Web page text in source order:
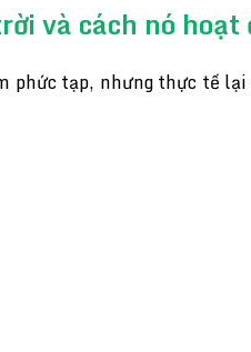
và cách nó hoạt
tạp, nhưng thực tế